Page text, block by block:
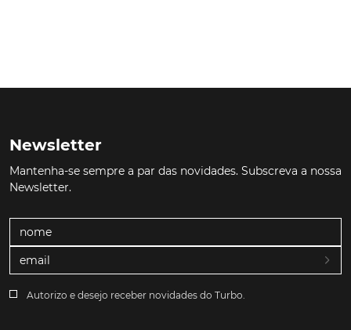
Newsletter
Mantenha-se sempre a par das novidades. Subscreva a nossa
Newsletter.
Autorizo e desejo receber novidades do Turbo.